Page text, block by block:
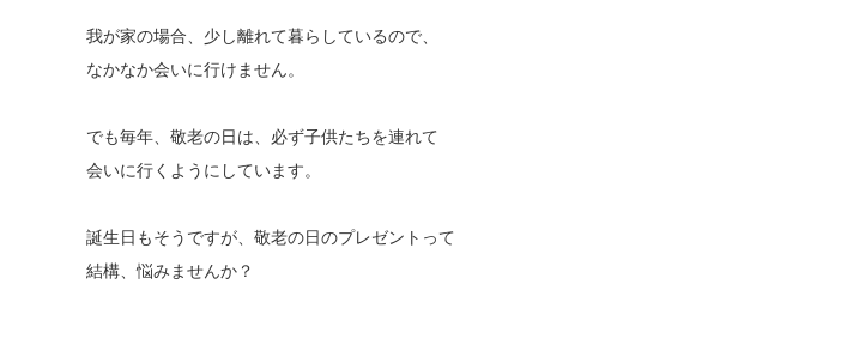
我が家の場合、少し離れて暮らしているので、
なかなか会いに行けません。
でも毎年、敬老の日は、必ず子供たちを連れて
会いに行くようにしています。
誕生日もそうですが、敬老の日のプレゼントって
結構、悩みませんか？